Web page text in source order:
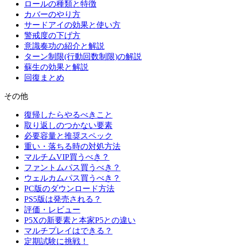
ロールの種類と特徴
カバーのやり方
サードアイの効果と使い方
警戒度の下げ方
意識奏功の紹介と解説
ターン制限(行動回数制限)の解説
蘇生の効果と解説
回復まとめ
その他
復帰したらやるべきこと
取り返しのつかない要素
必要容量と推奨スペック
重い・落ちる時の対処方法
マルチムVIP買うべき？
ファントムパス買うべき？
ウェルカムパス買うべき？
PC版のダウンロード方法
PS5版は発売される？
評価・レビュー
P5Xの新要素と本家P5との違い
マルチプレイはできる？
定期試験に挑戦！